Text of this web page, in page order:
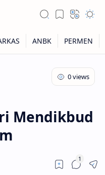
Mendikbud